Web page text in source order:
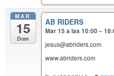
MAR
15
Dom
AB RIDERS
Mar 15 a las 10:00 –
jesus@abriders.com
www.abriders.com